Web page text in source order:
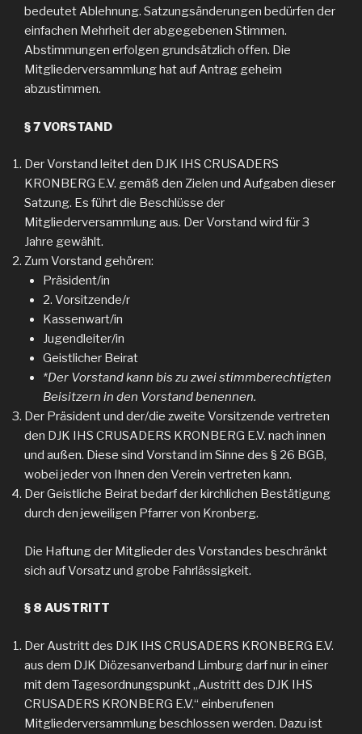
bedeutet Ablehnung. Satzungsänderungen bedürfen der
einfachen Mehrheit der abgegebenen Stimmen.
Abstimmungen erfolgen grundsätzlich offen. Die
Mitgliederversammlung hat auf Antrag geheim
abzustimmen.
§ 7 VORSTAND
Der Vorstand leitet den DJK IHS CRUSADERS
KRONBERG E.V. gemäß den Zielen und Aufgaben dieser
Satzung. Es führt die Beschlüsse der
Mitgliederversammlung aus. Der Vorstand wird für 3
Jahre gewählt.
Zum Vorstand gehören:
Präsident/in
2. Vorsitzende/r
Kassenwart/in
Jugendleiter/in
Geistlicher Beirat
*Der Vorstand kann bis zu zwei stimmberechtigten
Beisitzern in den Vorstand benennen.
Der Präsident und der/die zweite Vorsitzende vertreten
den DJK IHS CRUSADERS KRONBERG E.V. nach innen
und außen. Diese sind Vorstand im Sinne des § 26 BGB,
wobei jeder von Ihnen den Verein vertreten kann.
Der Geistliche Beirat bedarf der kirchlichen Bestätigung
durch den jeweiligen Pfarrer von Kronberg.
Die Haftung der Mitglieder des Vorstandes beschränkt
sich auf Vorsatz und grobe Fahrlässigkeit.
§ 8 AUSTRITT
Der Austritt des DJK IHS CRUSADERS KRONBERG E.V.
aus dem DJK Diözesanverband Limburg darf nur in einer
mit dem Tagesordnungspunkt „Austritt des DJK IHS
CRUSADERS KRONBERG E.V.“ einberufenen
Mitgliederversammlung beschlossen werden. Dazu ist